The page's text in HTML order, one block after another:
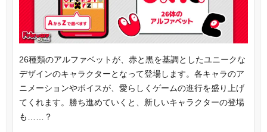
26種類のアルファベットが、赤と黒を基調としたユニークな
デザインのキャラクターとなって登場します。各キャラのア
ニメーションやボイスが、愛らしくゲームの進行を盛り上げ
てくれます。勝ち進めていくと、新しいキャラクターの登場
も……？